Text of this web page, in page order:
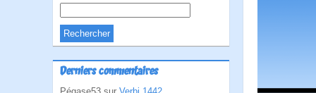
Derniers commentaires